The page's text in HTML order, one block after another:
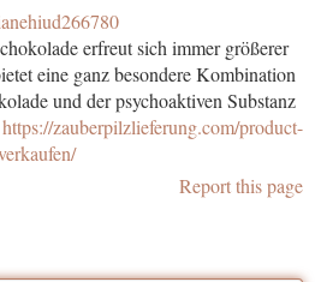
erfreut sich immer größerer
eine ganz besondere Kombination
und der psychoaktiven Substanz
https://zauberpilzlieferung.com/product-
Report this page